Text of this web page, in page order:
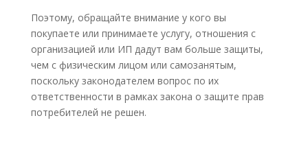
Поэтому, обращайте внимание у кого вы
покупаете или принимаете услугу, отношения с
организацией или ИП дадут вам больше защиты,
чем с физическим лицом или самозанятым,
поскольку законодателем вопрос по их
ответственности в рамках закона о защите прав
потребителей не решен.